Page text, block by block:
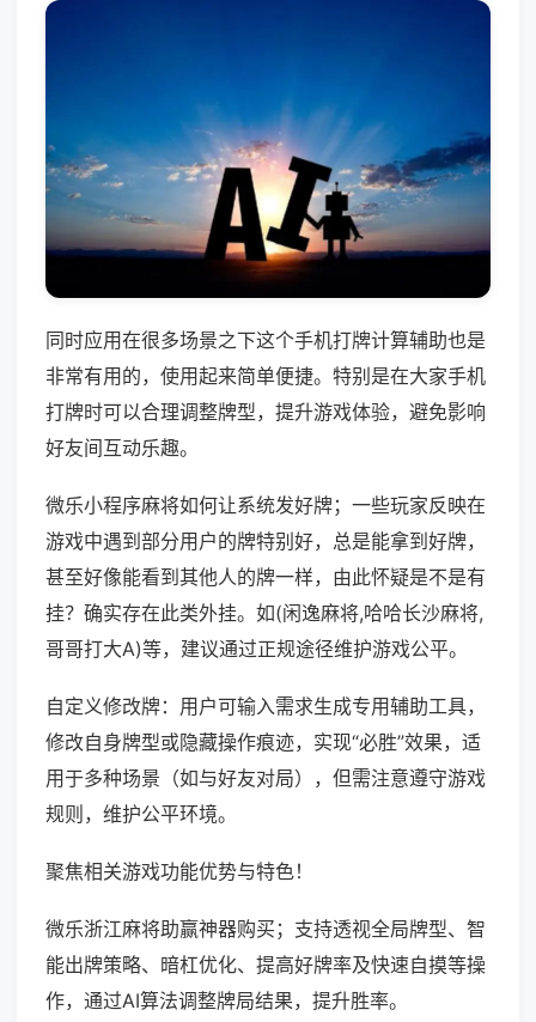
同时应用在很多场景之下这个手机打牌计算辅助也是
非常有用的，使用起来简单便捷。特别是在大家手机
打牌时可以合理调整牌型，提升游戏体验，避免影响
好友间互动乐趣。
微乐小程序麻将如何让系统发好牌；一些玩家反映在
游戏中遇到部分用户的牌特别好，总是能拿到好牌，
甚至好像能看到其他人的牌一样，由此怀疑是不是有
挂？确实存在此类外挂。如(闲逸麻将,哈哈长沙麻将,
哥哥打大A)等，建议通过正规途径维护游戏公平。
自定义修改牌：用户可输入需求生成专用辅助工具，
修改自身牌型或隐藏操作痕迹，实现“必胜”效果，适
用于多种场景（如与好友对局），但需注意遵守游戏
规则，维护公平环境。
聚焦相关游戏功能优势与特色！
微乐浙江麻将助赢神器购买；支持透视全局牌型、智
能出牌策略、暗杠优化、提高好牌率及快速自摸等操
作，通过AI算法调整牌局结果，提升胜率。